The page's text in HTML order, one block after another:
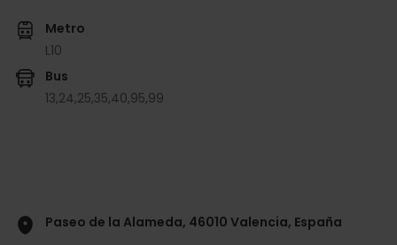
Metro
L10
Bus
13,24,25,35,40,95,99
Paseo de la Alameda, 46010 Valencia, España